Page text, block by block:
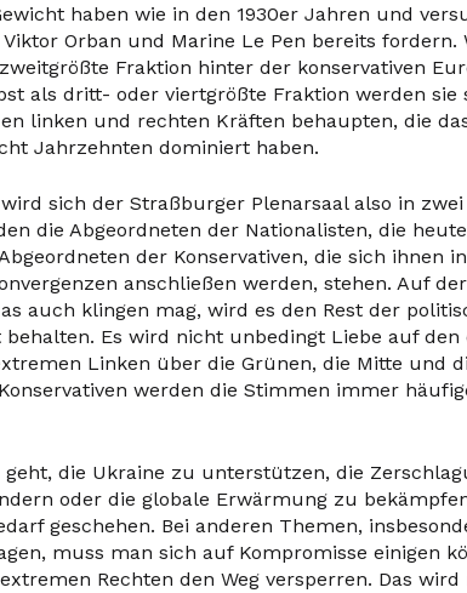
haben wie in den 1930er Jahren und
Orban und Marine Le Pen bereits fordern.
Fraktion hinter der konservativen
als dritt- oder viertgrößte Fraktion werden sie
linken und rechten Kräften behaupten, die
Jahrzehnten dominiert haben.
sich der Straßburger Plenarsaal also in
die Abgeordneten der Nationalisten, die
der Konservativen, die sich ihnen
anschließen werden, stehen. Auf
auch klingen mag, wird es den Rest der
Es wird nicht unbedingt Liebe auf den
Linken über die Grünen, die Mitte und
werden die Stimmen immer
geht, die Ukraine zu unterstützen, die
oder die globale Erwärmung zu
geschehen. Bei anderen Themen,
muss man sich auf Kompromisse einigen
Rechten den Weg versperren. Das